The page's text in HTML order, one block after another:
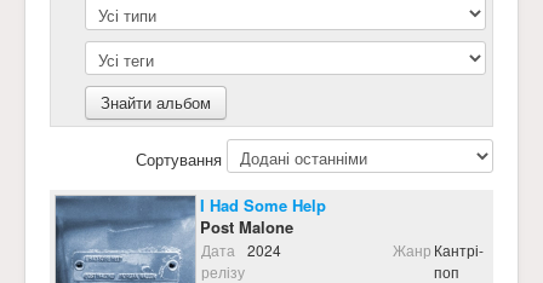
Сортування
I Had Some Help
Post Malone
Дата
релізу
2024 Жанр Кантрі-
поп